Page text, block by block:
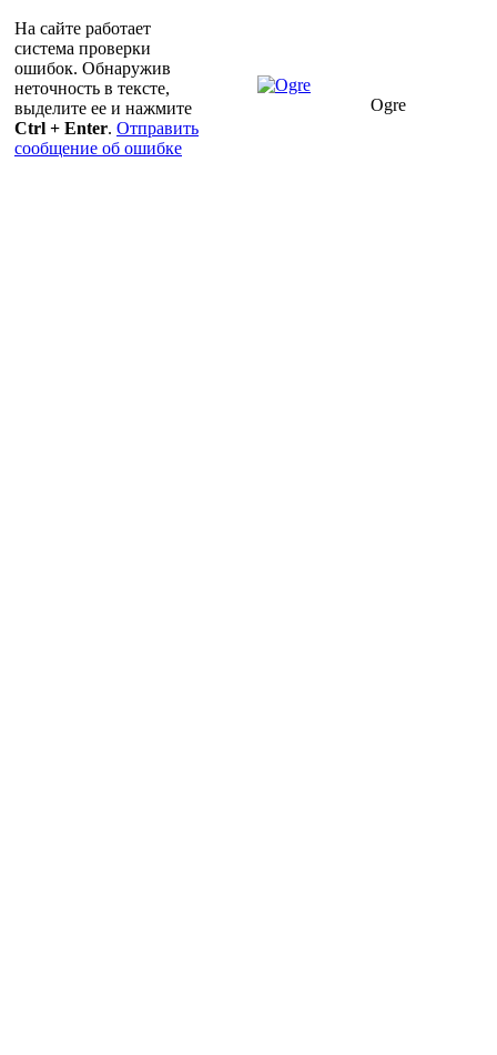
На сайте работает
система проверки
ошибок. Обнаружив
неточность в тексте,
выделите ее и нажмите
Ctrl + Enter. Отправить
сообщение об ошибке
Ogre